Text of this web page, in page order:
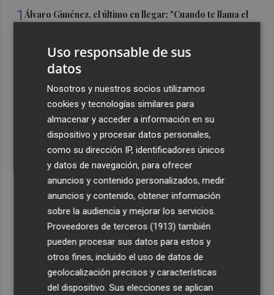
1Álvaro Giménez, el último en llegar: "Cuando te llama el
La Generalitat abona 10,6 millones del turno de oficio de
mayo y junio de 2026
Valencia Basket incorpora a Oumar Ballo, que jugará la
próxima temporada cedido en Galatasaray
David Cubillas regresa al Castellón
Teulada Moraira cierra temporalmente la playa del
Portet por vertidos fecales
Uso responsable de sus
datos
Nosotros y nuestros socios utilizamos
cookies y tecnologías similares para
almacenar y acceder a información en su
dispositivo y procesar datos personales,
como su dirección IP, identificadores únicos
y datos de navegación, para ofrecer
anuncios y contenido personalizados, medir
anuncios y contenido, obtener información
sobre la audiencia y mejorar los servicios.
Proveedores de terceros (1913) también
pueden procesar sus datos para estos y
otros fines, incluido el uso de datos de
geolocalización precisos y características
del dispositivo. Sus elecciones se aplican